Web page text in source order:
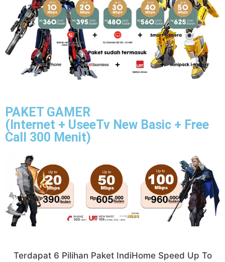
PAKET GAMER
(Internet + UseeTv New Basic + Free
Call 300 Menit)
Terdapat 6 Pilihan Paket IndiHome Speed Up To